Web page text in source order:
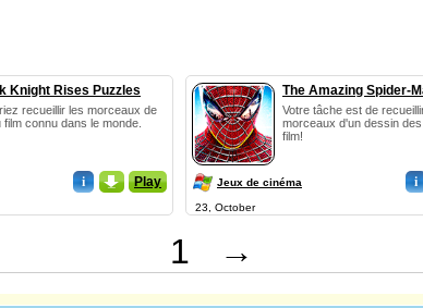
Knight Rises Puzzles
recueillir les morceaux de
connu dans le monde.
i _ Play
The Amazing Spider-
Votre tâche est de
morceaux d'un dessin
film!
Jeux de cinéma i
23, October
1 →